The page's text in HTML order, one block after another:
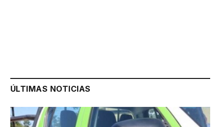
ÚLTIMAS NOTICIAS